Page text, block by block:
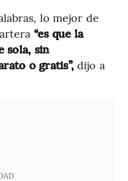
lo mejor de
“es que la
sola, sin
o gratis”, dijo a